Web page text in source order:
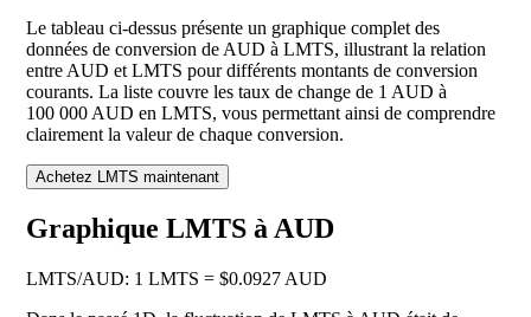
Le tableau ci-dessus présente un graphique complet des
données de conversion de AUD à LMTS, illustrant la relation
entre AUD et LMTS pour différents montants de conversion
courants. La liste couvre les taux de change de 1 AUD à
100 000 AUD en LMTS, vous permettant ainsi de comprendre
clairement la valeur de chaque conversion.
Achetez LMTS maintenant
Graphique LMTS à AUD
LMTS/AUD: 1 LMTS = $0.0927 AUD